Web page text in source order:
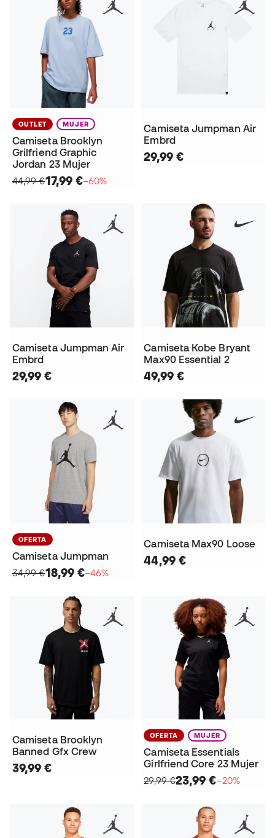
OUTLET MUJER
Camiseta Brooklyn
Grilfriend Graphic
Jordan 23 Mujer
44,99 €17,99 €−60%
Camiseta Jumpman Air
Embrd
29,99 €
Camiseta Jumpman Air
Embrd
29,99 €
Camiseta Kobe Bryant
Max90 Essential 2
49,99 €
OFERTA
Camiseta Jumpman
34,99 €18,99 €−46%
Camiseta Max90 Loose
44,99 €
Camiseta Brooklyn
Banned Gfx Crew
39,99 €
OFERTA MUJER
Camiseta Essentials
Girlfriend Core 23 Mujer
29,99 €23,99 €−20%